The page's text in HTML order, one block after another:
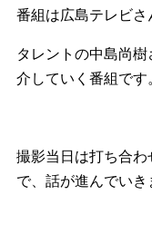
番組は広島テレビさ
タレントの中島尚
介していく番組です
撮影当日は打ち合
で、話が進んでいき